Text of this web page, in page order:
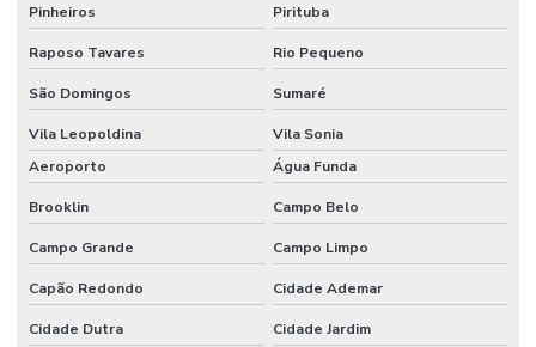
Pinheiros Pirituba
Raposo Tavares Rio Pequeno
São Domingos Sumaré
Vila Leopoldina
Vila Sonia
Aeroporto
Água Funda
Brooklin Campo Belo
Campo Grande Campo Limpo
Capão Redondo Cidade Ademar
Cidade Dutra Cidade Jardim